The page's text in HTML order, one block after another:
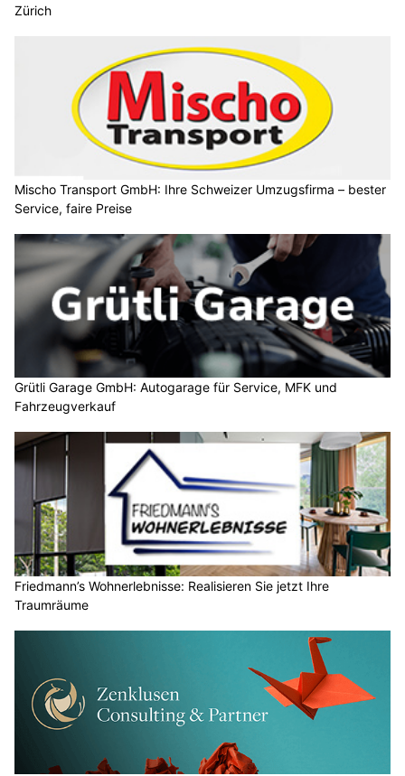
Zürich
Mischo Transport GmbH: Ihre Schweizer Umzugsfirma – bester
Service, faire Preise
Grütli Garage GmbH: Autogarage für Service, MFK und
Fahrzeugverkauf
Friedmann’s Wohnerlebnisse: Realisieren Sie jetzt Ihre
Traumräume